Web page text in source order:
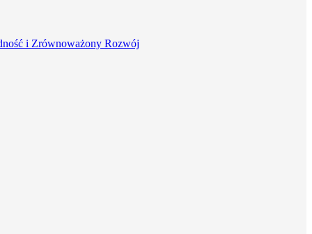
i Zrównoważony Rozwój